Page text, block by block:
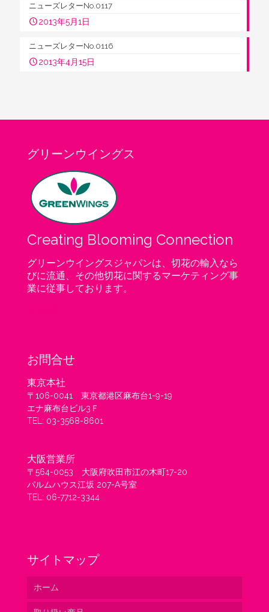
ニューズレターNo.0117
2013年5月1日
ニューズレターNo.0116
2013年4月15日
グリーンウイングス
Creating Blooming Connection
グリーンウイングスジャパンは、切花の輸入なら
びに流通、その他切花に関するマーケティング事
業に従事しております。
お問合せ
東京本社
〒106-0041 東京都港区麻布台1-9-19
エナ麻布台ビル3Ｆ
TEL: 03-3568-8601
大阪営業所
〒564-0053 大阪府吹田市江の木町17-20
パルムハウス江坂 207-A号室
TEL: 06-7712-3344
サイトマップ
ホーム